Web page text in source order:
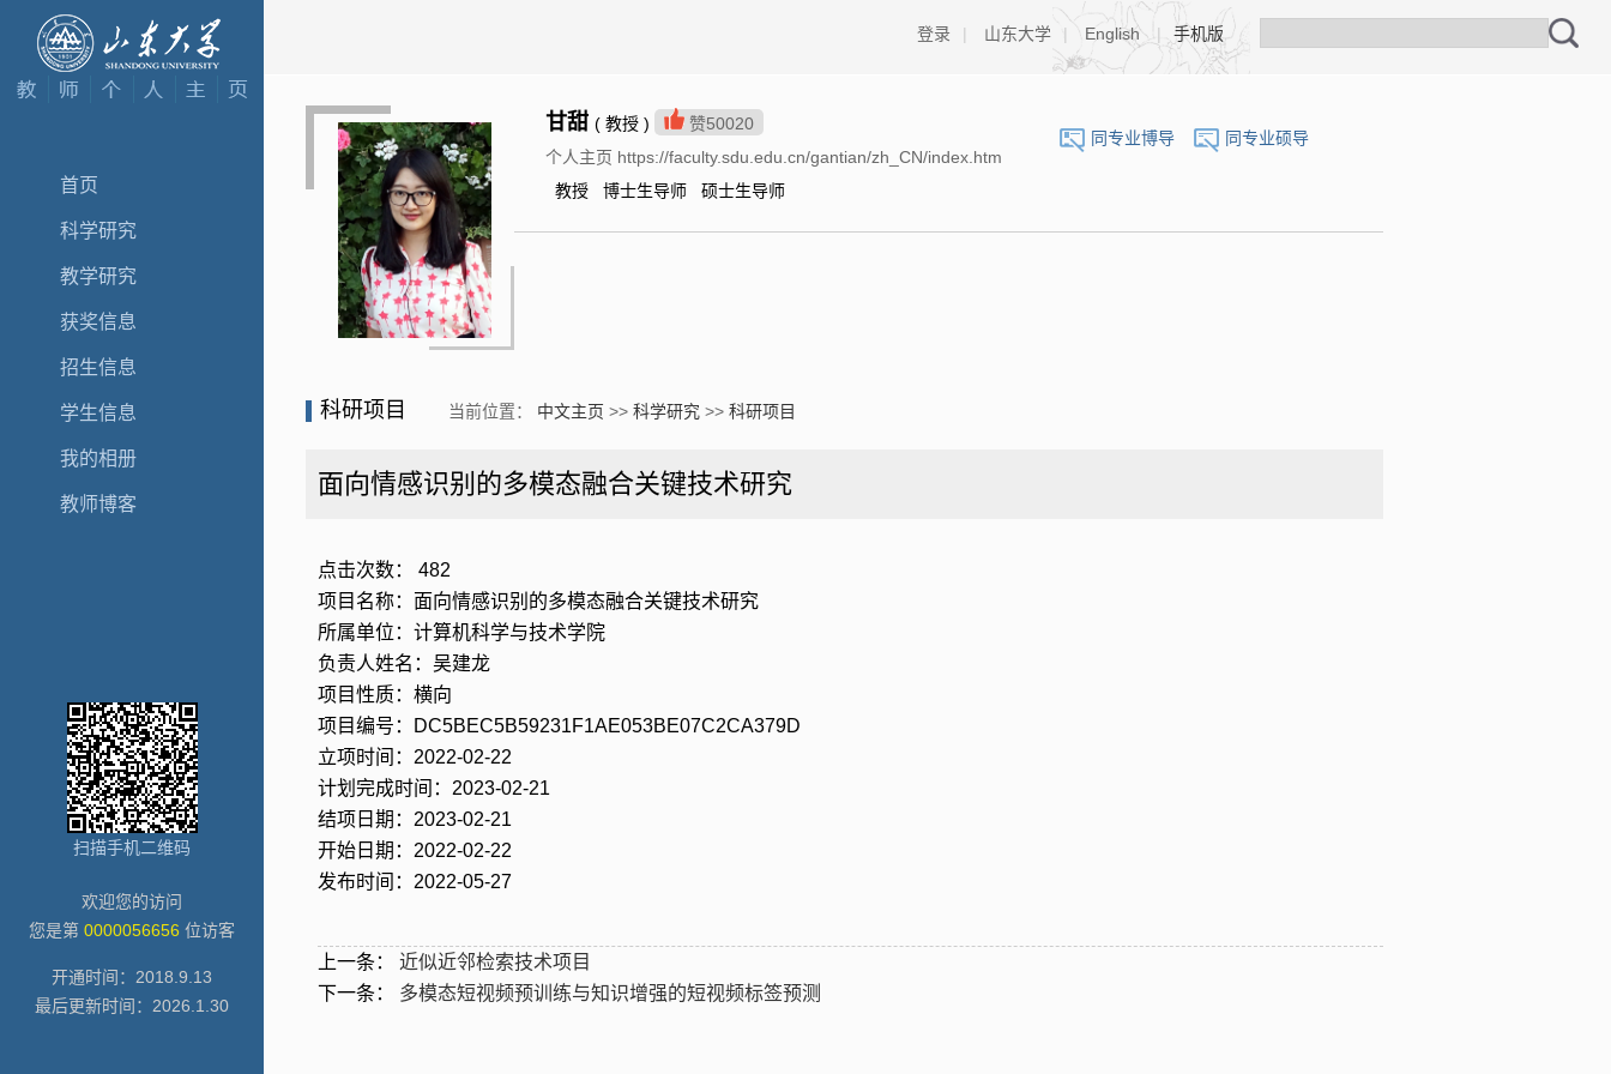
首页
科学研究
教学研究
获奖信息
招生信息
学生信息
我的相册
教师博客
扫描手机二维码
欢迎您的访问
您是第 0000056656 位访客
开通时间： 2018 9 13
最后更新时间： 2026 1 30
登录 | 山东大学 | English | 手机版
同专业博导 同专业硕导
甘甜 ( 教授 ) 赞50020
个人主页 https://faculty.sdu.edu.cn/gantian/zh_CN/index.htm
教授 博士生导师 硕士生导师
科研项目 当前位置： 中文主页 >> 科学研究 >> 科研项目
面向情感识别的多模态融合关键技术研究
点击次数： 482
项目名称：面向情感识别的多模态融合关键技术研究
所属单位：计算机科学与技术学院
负责人姓名：吴建龙
项目性质：横向
项目编号：DC5BEC5B59231F1AE053BE07C2CA379D
立项时间：2022-02-22
计划完成时间：2023-02-21
结项日期：2023-02-21
开始日期：2022-02-22
发布时间：2022-05-27
上一条： 近似近邻检索技术项目
下一条： 多模态短视频预训练与知识增强的短视频标签预测